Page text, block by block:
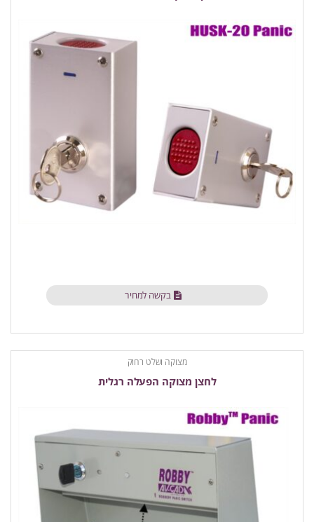
בקשה למחיר
מצוקה ושלט רחוק
לחצן מצוקה הפעלה רגלית